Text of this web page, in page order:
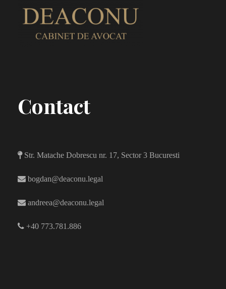
Contact
Str. Matache Dobrescu nr. 17, Sector 3 Bucuresti
bogdan@deaconu.legal
andreea@deaconu.legal
+40 773.781.886